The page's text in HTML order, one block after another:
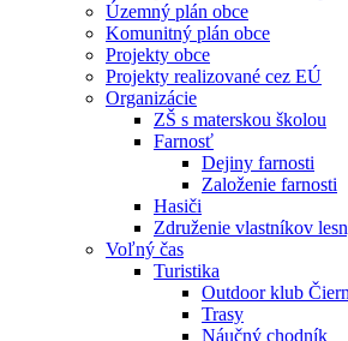
Územný plán obce
Komunitný plán obce
Projekty obce
Projekty realizované cez EÚ
Organizácie
ZŠ s materskou školou
Farnosť
Dejiny farnosti
Založenie farnosti
Hasiči
Združenie vlastníkov
Voľný čas
Turistika
Outdoor klub
Trasy
Náučný chodník